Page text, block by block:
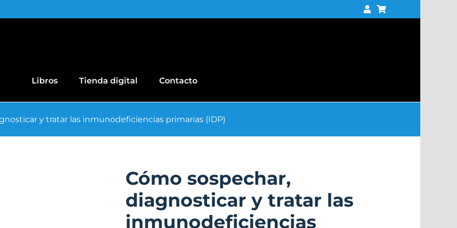
Libros Tienda digital Contacto
y tratar las inmunodeficiencias primarias (IDP)
Cómo sospechar,
diagnosticar y tratar las
inmunodeficiencias